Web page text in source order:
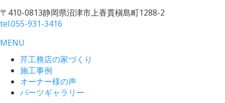
〒410-0813静岡県沼津市上香貫槇島町1288-2
tel.055-931-3416
MENU
芹工務店の家づくり
施工事例
オーナー様の声
パーツギャラリー